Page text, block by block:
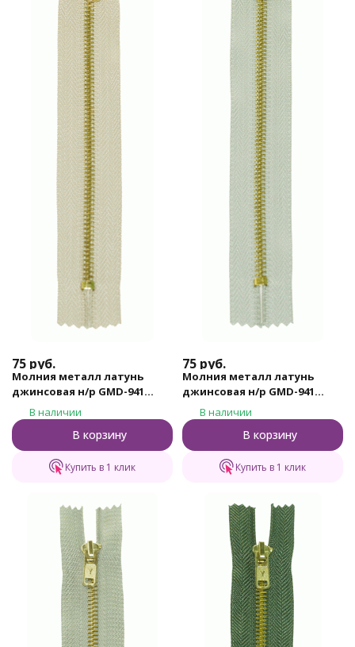
75 руб.
Молния металл латунь
джинсовая н/р GMD-941
Gamma, тип 4, 18 см (297 -
Слон.кость)
В наличии
В корзину
Купить в 1 клик
75 руб.
Молния металл латунь
джинсовая н/р GMD-941
Gamma, тип 4, 18 см (300 -
Св.серый)
В наличии
В корзину
Купить в 1 клик